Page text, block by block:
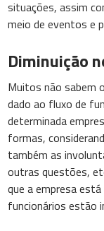
situações, assim
meio de eventos e
Diminuição
Muitos não sabem
dado ao fluxo de
determinada
formas,
também as
outras questões,
que a empresa
funcionários estão